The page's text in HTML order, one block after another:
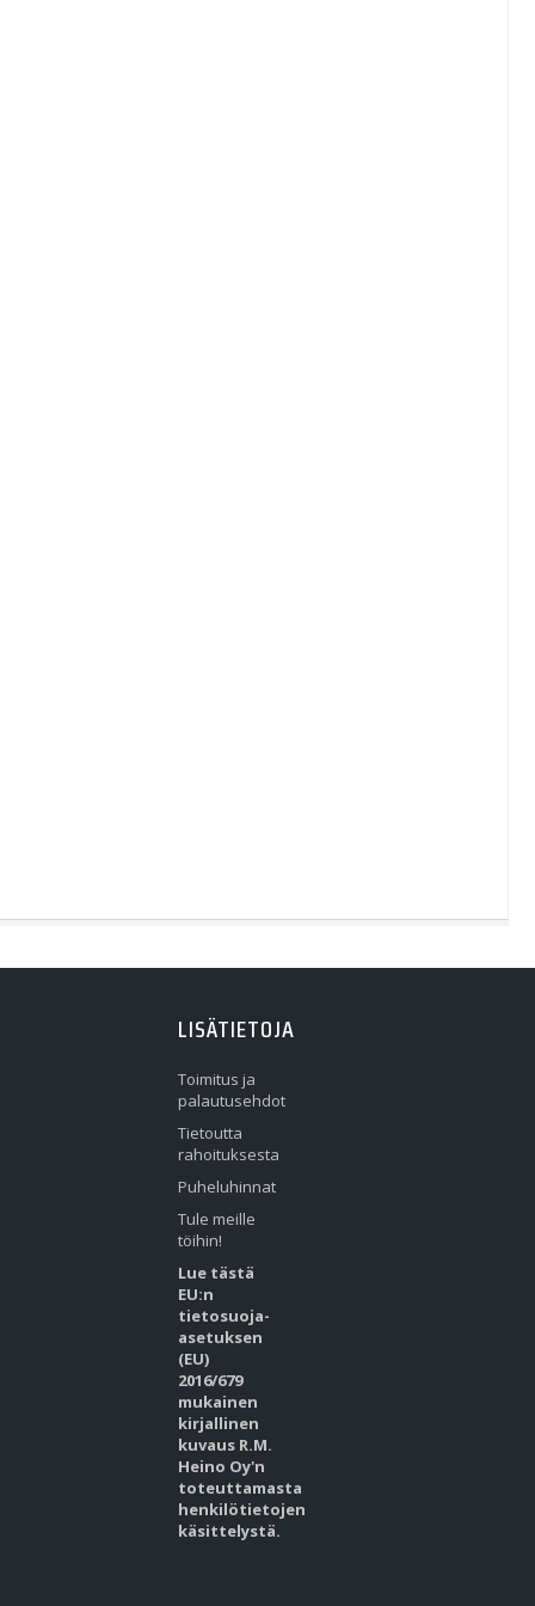
LISÄTIETOJA
Toimitus ja
palautusehdot
Tietoutta
rahoituksesta
Puheluhinnat
Tule meille
töihin!
Lue tästä
EU:n
tietosuoja-
asetuksen
(EU)
2016/679
mukainen
kirjallinen
kuvaus R.M.
Heino Oy'n
toteuttamasta
henkilötietojen
käsittelystä.